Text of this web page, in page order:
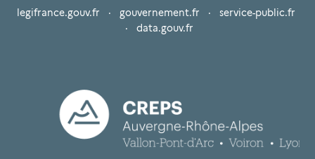
legifrance.gouv.fr · gouvernement.fr · service-public.fr
· data.gouv.fr